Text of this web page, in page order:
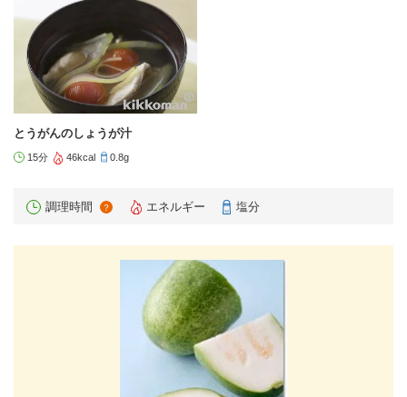
とうがんのしょうが汁
15分 46kcal 0.8g
調理時間 ？ エネルギー 塩分